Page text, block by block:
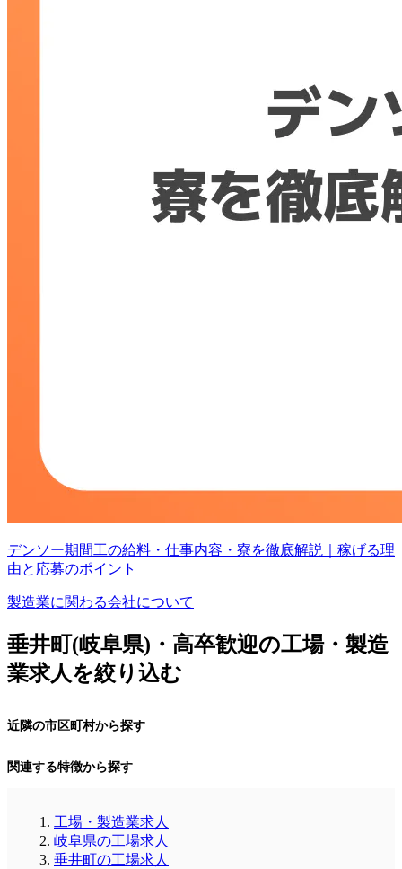
デンソー期間工の給料・仕事内容・寮を徹底解説｜稼げる理
由と応募のポイント
製造業に関わる会社について
垂井町(岐阜県)・高卒歓迎の工場・製造
業求人を絞り込む
近隣の市区町村から探す
関連する特徴から探す
工場・製造業求人
岐阜県の工場求人
垂井町の工場求人